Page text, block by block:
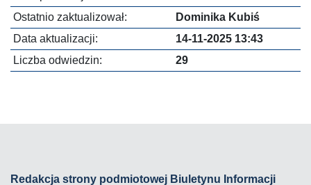
Ostatnio zaktualizował:
Dominika Kubiś
Data aktualizacji:
14-11-2025 13:43
Liczba odwiedzin:
29
Redakcja strony podmiotowej Biuletynu Informacji